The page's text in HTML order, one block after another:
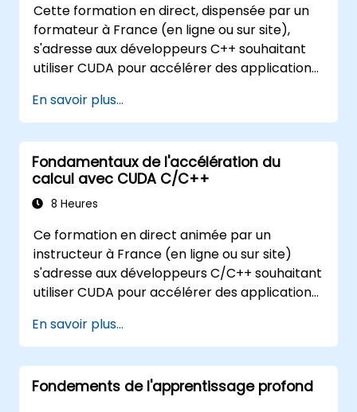
Cette formation en direct, dispensée par un
formateur à France (en ligne ou sur site),
s'adresse aux développeurs C++ souhaitant
utiliser CUDA pour accélérer des applications,
exploiter les bibliothèques d'algorithmes
parallèles pour le calcul scientifique, le
traitement de données et les charges de
travail d'apprentissage automatique.
En savoir plus...
Fondamentaux de l'accélération du
calcul avec CUDA C/C++
8 Heures
Ce formation en direct animée par un
instructeur à France (en ligne ou sur site)
s'adresse aux développeurs C/C++ souhaitant
utiliser CUDA pour accélérer des applications
traitement de données, les simulations
scientifiques, les charges de travail
d'apprentissage automatique et les pipelines
de traitement d'images.
En savoir plus...
Fondements de l'apprentissage profond